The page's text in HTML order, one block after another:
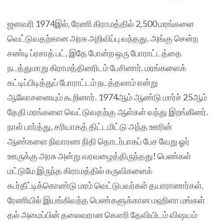
ஜனவரி 1974இல், ரேணி கிராமத்தில் 2,500 மரங்களை
வெட்டுவதற்கான அரசு அறிவிப்பு வந்தது. அங்கு சென்ற
சண்டி ப்ரசாத் பட், இதே போன்ற ஒரு போராட்டத்தை
நடத்துமாறு கிராமத்தினரிடம் பேசினார். மரங்களைக்
கட்டிப்பிடித்துப் போராட்டம் நடத்தலாம் என்று
ஆலோசனையும் கூறினார். 1974ஆம் ஆண்டு மார்ச் 25ஆம்
தேதி மரங்களை வெட்டுவதற்கு ஆள்கள் வந்து இறங்கினர்.
நாள் பார்த்து, சரியாகத் திட்டமிட்டு அந்த ஊரின்
ஆண்களை நிவாரண நிதி தொடர்பாகப் பேச வேறு ஓர்
ஊருக்கு அரசு அன்று வரவழைத்திருந்தது! பெண்கள்
மட்டுமே இருந்த கிராமத்தில் கருவிகளைக்
கூர்தீட்டிக்கொண்டு மரம் வெட்டுபவர்கள் தயாரானார்கள்.
ரேணியில் இயங்கிவந்த பெண்களுக்கான மஹிளா மங்கள்
தல் அமைப்பின் தலைவரான கௌரி தேவியிடம் விஷயம்